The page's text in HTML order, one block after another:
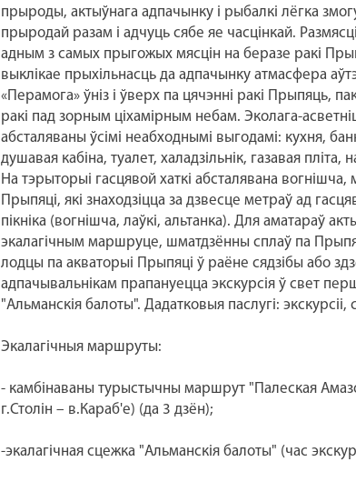
прыроды, актыўнага адпачынку і рыбалкі лёгка
прыродай разам і адчуць сябе яе часцінкай.
адным з самых прыгожых мясцін на беразе ракі
выклікае прыхільнасць да адпачынку атмасфера
«Перамога» ўніз і ўверх па цячэнні ракі Прыпяць,
ракі пад зорным ціхамірным небам. Эколага-
абсталяваны ўсімі неабходнымі выгодамі: кухня,
душавая кабіна, туалет, халадзільнік, газавая
На тэрыторыі гасцявой хаткі абсталявана
Прыпяці, які знаходзіцца за дзвесце метраў ад
пікніка (вогнішча, лаўкі, альтанка). Для аматараў
экалагічным маршруце, шматдзённы сплаў па
лодцы па акваторыі Прыпяці ў раёне сядзібы або
адпачывальнікам прапануецца экскурсія ў свет
"Альманскія балоты". Дадатковыя паслугі:
Экалагічныя маршруты:
- камбінаваны турыстычны маршрут "Палеская
г.Столін – в.Караб'е) (да 3 дзён);
-экалагічная сцежка "Альманскія балоты" (час